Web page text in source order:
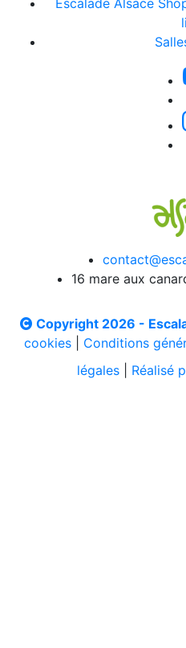
Escalade Alsace
16 mare aux
Copyright 2026 -
cookies| Conditions
légales
Réalisé